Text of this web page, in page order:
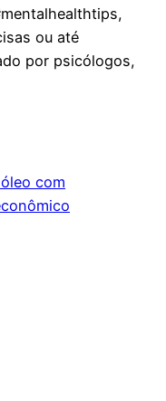
ou até
por psicólogos,